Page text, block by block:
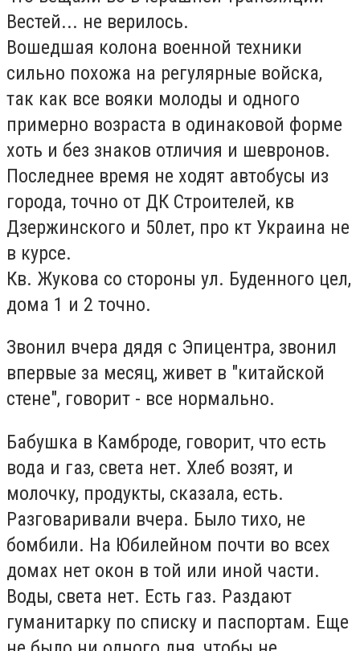
Вестей... не верилось.
Вошедшая колона военной техники
сильно похожа на регулярные войска,
так как все вояки молоды и одного
примерно возраста в одинаковой форме
хоть и без знаков отличия и шевронов.
Последнее время не ходят автобусы из
города, точно от ДК Строителей, кв
Дзержинского и 50лет, про кт Украина не
в курсе.
Кв. Жукова со стороны ул. Буденного цел,
дома 1 и 2 точно.
Звонил вчера дядя с Эпицентра, звонил
впервые за месяц, живет в "китайской
стене", говорит - все нормально.
Бабушка в Камброде, говорит, что есть
вода и газ, света нет. Хлеб возят, и
молочку, продукты, сказала, есть.
Разговаривали вчера. Было тихо, не
бомбили. На Юбилейном почти во всех
домах нет окон в той или иной части.
Воды, света нет. Есть газ. Раздают
гуманитарку по списку и паспортам. Еще